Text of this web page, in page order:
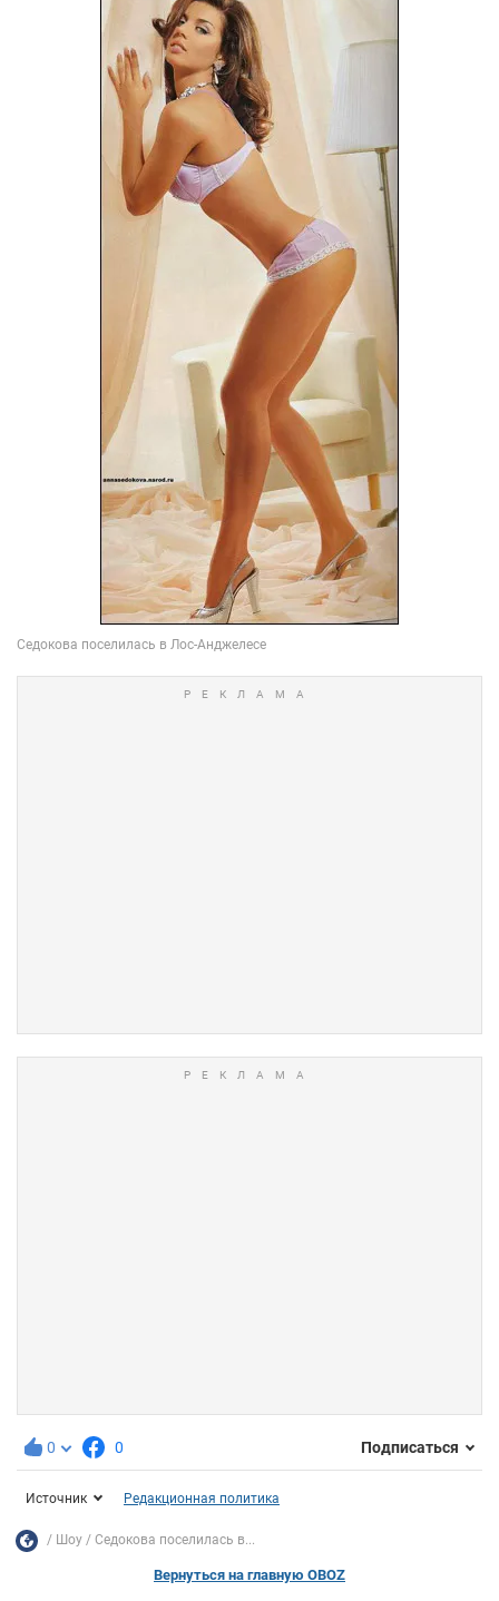
0 0 Подписаться
Источник Редакционная политика
Шоу Седокова поселилась в...
Вернуться на главную OBOZ